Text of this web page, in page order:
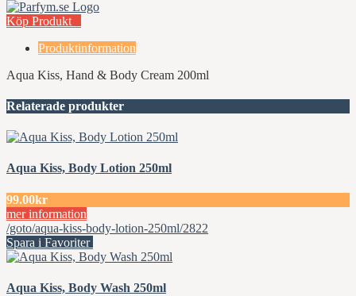
Köp Produkt
Produktinformation
Aqua Kiss, Hand & Body Cream 200ml
Relaterade produkter
Aqua Kiss, Body Lotion 250ml
99.00kr
mer information
/goto/aqua-kiss-body-lotion-250ml/2822
Spara i Favoriter
Aqua Kiss, Body Wash 250ml